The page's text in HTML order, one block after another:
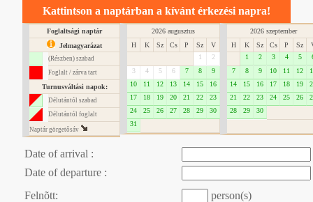
Kattintson a naptárban a kívánt érkezési napra!
Foglaltsági naptár
Jelmagyarázat
(Részben) szabad
Foglalt / zárva tart
Turnusváltási napok:
Délutántól szabad
Délutántól foglalt
Naptár görgetôsáv
2026 augusztus
H
K Sz Cs P Sz
V
1
2
3
4 5 6 7 8
9
10
11 12 13 14 15
16
17
18 19 20 21 22
23
24
25 26 27 28 29
30
31
2026 szeptember
H
K Sz Cs P Sz
1
2 3 4 5
7
8 9 10 11 12
14
15 16 17 18 19
21
22 23 24 25 26
28
29 30
Date of arrival :
Date of departure :
Felnõtt:
person(s)